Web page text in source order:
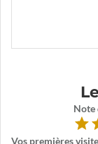
Note
Vos premières